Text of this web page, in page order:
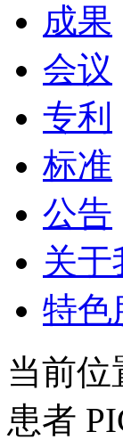
成果
会议
专利
标准
公告
关于
特色
当前位
患者